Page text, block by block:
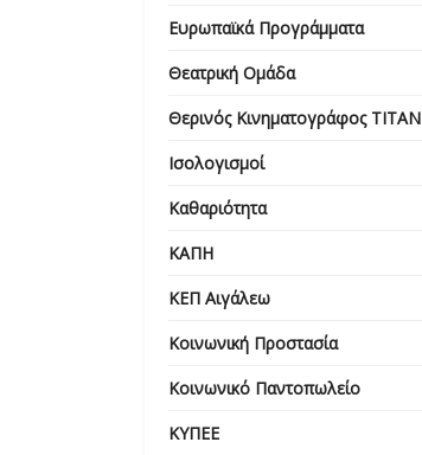
Ευρωπαϊκά Προγράμματα
Θεατρική Ομάδα
Θερινός Κινηματογράφος ΤΙΤΑΝ
Ισολογισμοί
Καθαριότητα
ΚΑΠΗ
ΚΕΠ Αιγάλεω
Κοινωνική Προστασία
Κοινωνικό Παντοπωλείο
ΚΥΠΕΕ